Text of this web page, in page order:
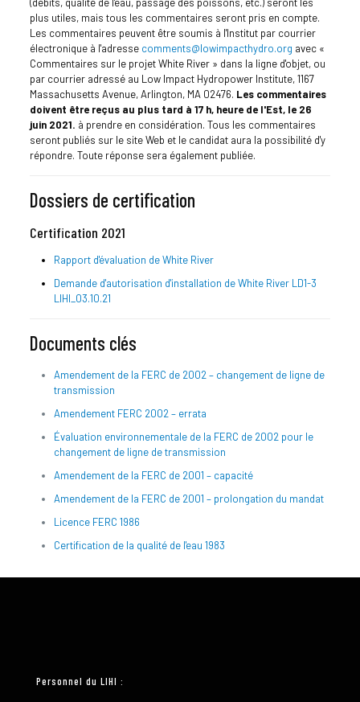
(débits, qualité de l'eau, passage des poissons, etc.) seront les
plus utiles, mais tous les commentaires seront pris en compte.
Les commentaires peuvent être soumis à l'Institut par courrier
électronique à l'adresse comments@lowimpacthydro.org avec «
Commentaires sur le projet White River » dans la ligne d'objet, ou
par courrier adressé au Low Impact Hydropower Institute, 1167
Massachusetts Avenue, Arlington, MA 02476. Les commentaires
doivent être reçus au plus tard à 17 h, heure de l'Est, le 26
juin 2021. à prendre en considération. Tous les commentaires
seront publiés sur le site Web et le candidat aura la possibilité d'y
répondre. Toute réponse sera également publiée.
Dossiers de certification
Certification 2021
Rapport d'évaluation de White River
Demande d'autorisation d'installation de White River LD1-3
LIHI_03.10.21
Documents clés
Amendement de la FERC de 2002 – changement de ligne de
transmission
Amendement FERC 2002 – errata
Évaluation environnementale de la FERC de 2002 pour le
changement de ligne de transmission
Amendement de la FERC de 2001 – capacité
Amendement de la FERC de 2001 – prolongation du mandat
Licence FERC 1986
Certification de la qualité de l'eau 1983
Personnel du LIHI :